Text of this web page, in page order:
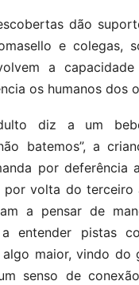
dão
e colegas,
a
os humanos dos
diz a um
batemos”, a
por deferência
por volta do terceiro
a pensar de
entender pistas
algo maior, vindo do
senso de